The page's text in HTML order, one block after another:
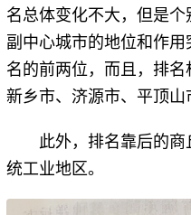
名总体变化不大，但是
副中心城市的地位和作
名的前两位，而且，排
新乡市、济源市、平顶山
此外，排名靠后的
统工业地区。